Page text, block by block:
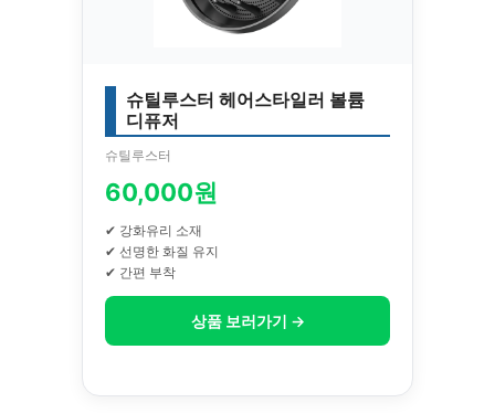
슈틸루스터 헤어스타일러 볼륨
디퓨저
슈틸루스터
60,000원
✔ 강화유리 소재
✔ 선명한 화질 유지
✔ 간편 부착
상품 보러가기 →